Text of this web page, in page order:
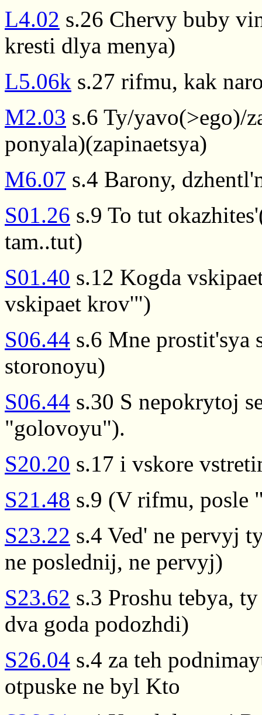
L4.02 s.26 Chervy buby
kresti dlya menya)
L5.06k s.27 rifmu, kak
M2.03 s.6 Ty/yavo(>ego)/
ponyala)(zapinaetsya)
M6.07 s.4 Barony,
S01.26 s.9 To tut
tam..tut)
S01.40 s.12 Kogda
vskipaet krov'")
S06.44 s.6 Mne
storonoyu)
S06.44 s.30 S nepokrytoj
"golovoyu").
S20.20 s.17 i vskore
S21.48 s.9 (V rifmu, posle
S23.22 s.4 Ved' ne pervyj
ne poslednij, ne pervyj)
S23.62 s.3 Proshu tebya,
dva goda podozhdi)
S26.04 s.4 za teh
otpuske ne byl Kto